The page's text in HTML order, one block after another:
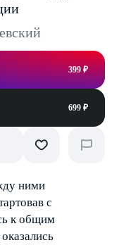
399 ₽
699 ₽
ними
с
к общим